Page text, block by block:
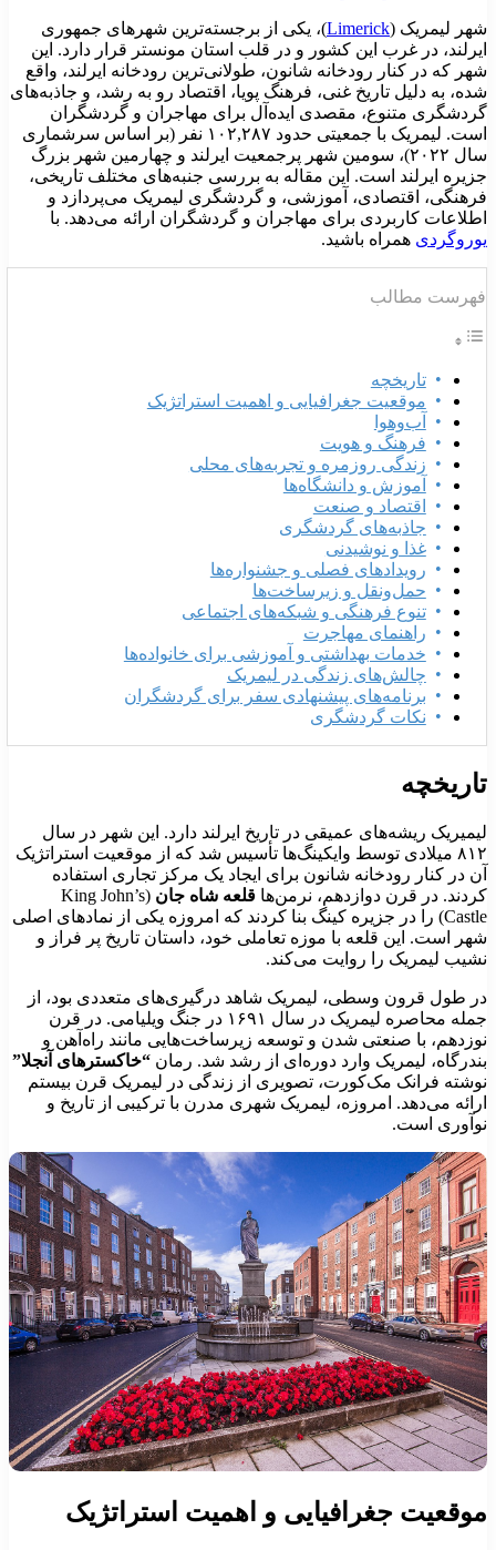
لیمریک (Limerick)، یکی از برجسته‌ترین شهرهای جمهوری
در غرب این کشور و در قلب استان مونستر قرار دارد. این
که در کنار رودخانه شانون، طولانی‌ترین رودخانه ایرلند، واقع
به دلیل تاریخ غنی، فرهنگ پویا، اقتصاد رو به رشد، و جاذبه‌های
متنوع، مقصدی ایده‌آل برای مهاجران و گردشگران
است. لیمریک با جمعیتی حدود ۱۰۲,۲۸۷ نفر (بر اساس سرشماری
سال ۲۰۲۲)، سومین شهر پرجمعیت ایرلند و چهارمین شهر بزرگ
ایرلند است. این مقاله به بررسی جنبه‌های مختلف تاریخی،
اقتصادی، آموزشی، و گردشگری لیمریک می‌پردازد و
کاربردی برای مهاجران و گردشگران ارائه می‌دهد. با
همراه باشید.
مطالب
تاریخچه
موقعیت جغرافیایی و اهمیت استراتژیک
آب‌وهوا
فرهنگ و هویت
زندگی روزمره و تجربه‌های محلی
آموزش و دانشگاه‌ها
اقتصاد و صنعت
جاذبه‌های گردشگری
غذا و نوشیدنی
رویدادهای فصلی و جشنواره‌ها
حمل‌ونقل و زیرساخت‌ها
تنوع فرهنگی و شبکه‌های اجتماعی
راهنمای مهاجرت
خدمات بهداشتی و آموزشی برای خانواده‌ها
چالش‌های زندگی در لیمریک
برنامه‌های پیشنهادی سفر برای گردشگران
نکات گردشگری
ریشه‌های عمیقی در تاریخ ایرلند دارد. این شهر در سال
۸۱۲ میلادی توسط وایکینگ‌ها تأسیس شد که از موقعیت استراتژیک
در کنار رودخانه شانون برای ایجاد یک مرکز تجاری استفاده
در قرن دوازدهم، نرمن‌هاقلعه شاه جان (King John’s
Castle) را در جزیره کینگ بنا کردند که امروزه یکی از نمادهای اصلی
است. این قلعه با موزه تعاملی خود، داستان تاریخ پر فراز و
لیمریک را روایت می‌کند.
طول قرون وسطی، لیمریک شاهد درگیری‌های متعددی بود، از
جمله محاصره لیمریک در سال ۱۶۹۱ در جنگ ویلیامی. در قرن
با صنعتی شدن و توسعه زیرساخت‌هایی مانند راه‌آهن و
لیمریک وارد دوره‌ای از رشد شد. رمان“خاکسترهای آنجلا”
فرانک مک‌کورت، تصویری از زندگی در لیمریک قرن بیستم
می‌دهد. امروزه، لیمریک شهری مدرن با ترکیبی از تاریخ و
است.
جغرافیایی و اهمیت استراتژیک